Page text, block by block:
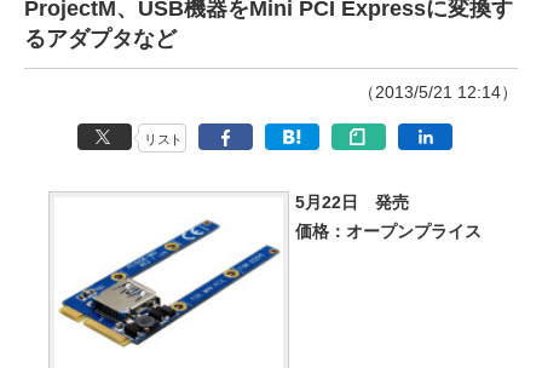
ProjectM、USB機器をMini PCI Expressに変換す
るアダプタなど
（2013/5/21 12:14）
リスト
5月22日 発売
価格：オープンプライス